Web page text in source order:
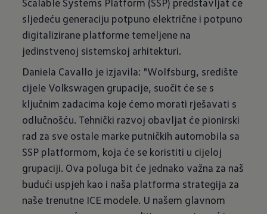
sljedeću generaciju potpuno električne i potpuno
digitalizirane platforme temeljene na
jedinstvenoj sistemskoj arhitekturi.
Daniela Cavallo je izjavila: "Wolfsburg, središte
cijele Volkswagen grupacije, suočit će se s
ključnim zadacima koje ćemo morati rješavati s
odlučnošću. Tehnički razvoj obavljat će pionirski
rad za sve ostale marke putničkih automobila sa
SSP platformom, koja će se koristiti u cijeloj
grupaciji. Ova poluga bit će jednako važna za naš
budući uspjeh kao i naša platforma strategija za
naše trenutne ICE modele. U našem glavnom